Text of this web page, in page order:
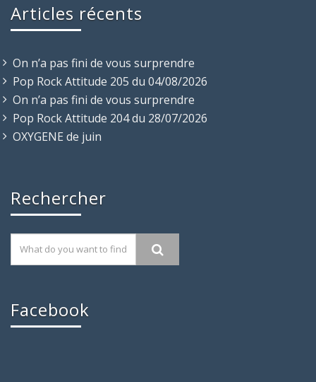
Articles récents
On n’a pas fini de vous surprendre
Pop Rock Attitude 205 du 04/08/2026
On n’a pas fini de vous surprendre
Pop Rock Attitude 204 du 28/07/2026
OXYGENE de juin
Rechercher
Facebook